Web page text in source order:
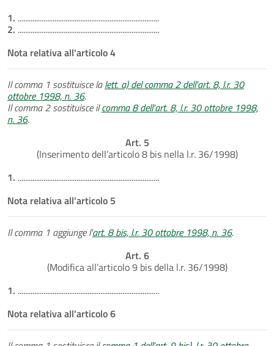
1. .............................................................................
2. .............................................................................
Nota relativa all'articolo 4
Il comma 1 sostituisce lalett. a) del comma 2 dell'art. 8, l.r. 30
ottobre 1998, n. 36.
Il comma 2 sostituisce ilcomma 8 dell'art. 8, l.r. 30 ottobre 1998,
n. 36.
Art. 5
(Inserimento dell’articolo 8 bis nella l.r. 36/1998)
1. .............................................................................
Nota relativa all'articolo 5
Il comma 1 aggiunge l'art. 8 bis, l.r. 30 ottobre 1998, n. 36.
Art. 6
(Modifica all’articolo 9 bis della l.r. 36/1998)
1. .............................................................................
Nota relativa all'articolo 6